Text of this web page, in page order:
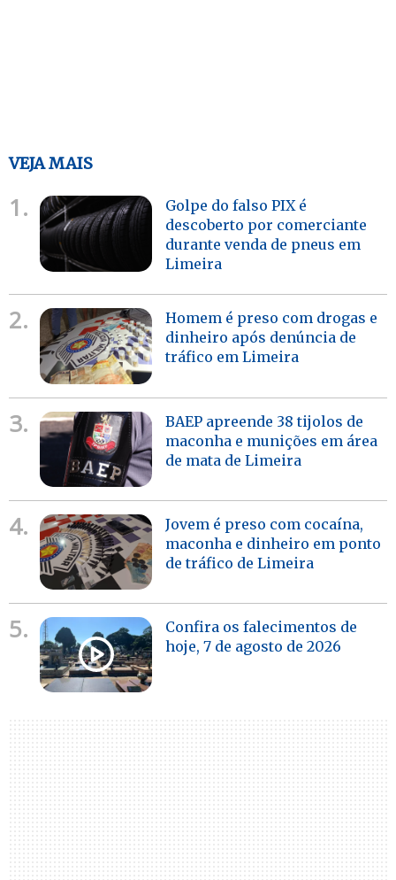
VEJA MAIS
1.
Golpe do falso PIX é
descoberto por comerciante
durante venda de pneus em
Limeira
2.
Homem é preso com drogas e
dinheiro após denúncia de
tráfico em Limeira
3.
BAEP apreende 38 tijolos de
maconha e munições em área
de mata de Limeira
4.
Jovem é preso com cocaína,
maconha e dinheiro em ponto
de tráfico de Limeira
5.
Confira os falecimentos de
hoje, 7 de agosto de 2026